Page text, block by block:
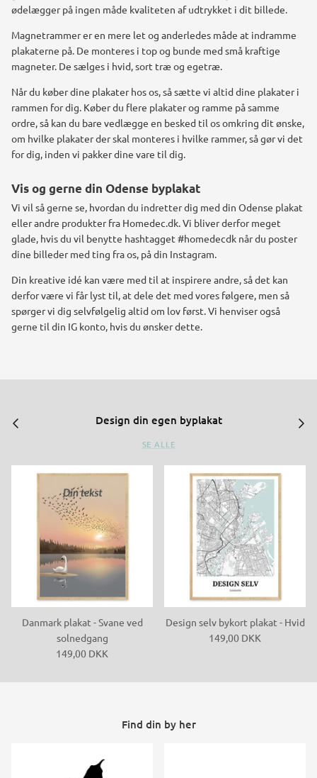
ødelægger på ingen måde kvaliteten af udtrykket i dit billede.
Magnetrammer er en mere let og anderledes måde at indramme
plakaterne på. De monteres i top og bunde med små kraftige
magneter. De sælges i hvid, sort træ og egetræ.
Når du køber dine plakater hos os, så sætte vi altid dine plakater i
rammen for dig. Køber du flere plakater og ramme på samme
ordre, så kan du bare vedlægge en besked til os omkring dit ønske,
om hvilke plakater der skal monteres i hvilke rammer, så gør vi det
for dig, inden vi pakker dine vare til dig.
Vis og gerne din Odense byplakat
Vi vil så gerne se, hvordan du indretter dig med din Odense plakat
eller andre produkter fra Homedec.dk.Vi bliver derfor meget
glade, hvis du vil benytte hashtagget #homedecdk når du poster
dine billeder med ting fra os, på din Instagram.
Din kreative idé kan være med til at inspirere andre, så det kan
derfor være vi får lyst til, at dele det med vores følgere, men så
spørger vi dig selvfølgelig altid om lov først. Vi henviser også
gerne til din IG konto, hvis du ønsker dette.
Design din egen byplakat
SE ALLE
Danmark plakat - Svane ved
solnedgang
149,00 DKK
Design selv bykort plakat - Hvid
149,00 DKK
Find din by her